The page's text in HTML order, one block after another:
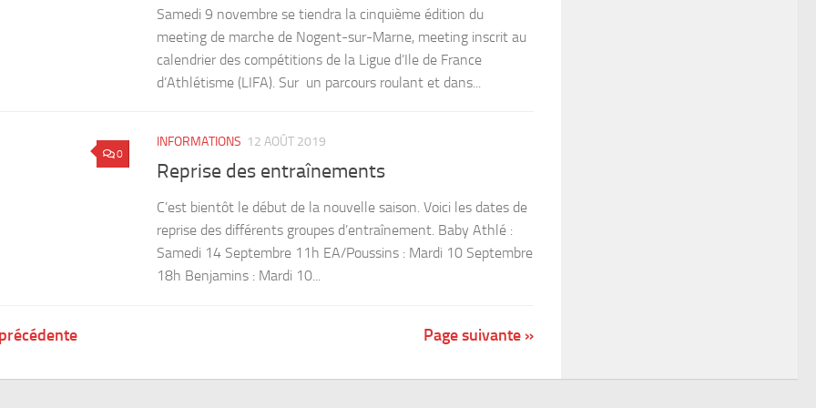
Samedi 9 novembre se tiendra la cinquième édition du
meeting de marche de Nogent-sur-Marne, meeting inscrit au
calendrier des compétitions de la Ligue d’Ile de France
d’Athlétisme (LIFA). Sur un parcours roulant et dans...
0
INFORMATIONS 12 AOÛT 2019
Reprise des entraînements
C’est bientôt le début de la nouvelle saison. Voici les dates de
reprise des différents groupes d’entraînement. Baby Athlé :
Samedi 14 Septembre 11h EA/Poussins : Mardi 10 Septembre
18h Benjamins : Mardi 10...
Page suivante »